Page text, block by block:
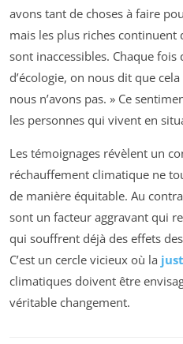
avons tant de choses à faire
mais les plus riches
sont inaccessibles. Chaque
d’écologie, on nous dit que
nous n’avons pas. » Ce
les personnes qui vivent en
Les témoignages révèlent un
réchauffement climatique ne
de manière équitable. Au
sont un facteur aggravant qui
qui souffrent déjà des effets
C’est un cercle vicieux où la
climatiques doivent être
véritable changement.